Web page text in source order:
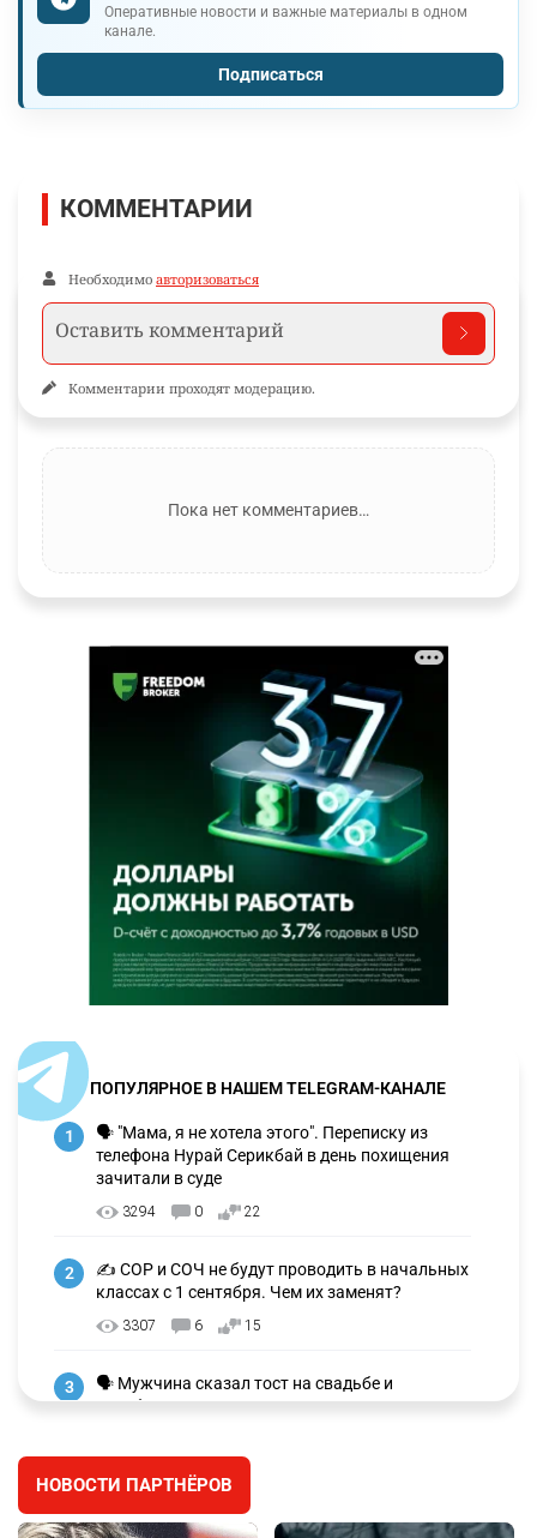
Оперативные новости и важные материалы в одном
канале.
Подписаться
КОММЕНТАРИИ
Необходимо авторизоваться
Комментарии проходят модерацию.
Пока нет комментариев…
ПОПУЛЯРНОЕ В НАШЕМ TELEGRAM-КАНАЛЕ
1
🗣 "Мама, я не хотела этого". Переписку из
телефона Нурай Серикбай в день похищения
зачитали в суде
3294 0 22
2
✍️ СОР и СОЧ не будут проводить в начальных
классах с 1 сентября. Чем их заменят?
3307 6 15
3
🗣 Мужчина сказал тост на свадьбе и
заработал уголовное дело
🐏 Скота больше, а мясо дороже. Почему в
Казахстане продолжают расти цены на
НОВОСТИ ПАРТНЁРОВ